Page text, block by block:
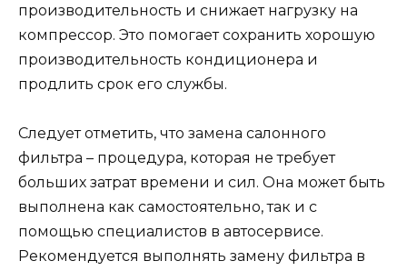
производительность и снижает нагрузку на
компрессор. Это помогает сохранить хорошую
производительность кондиционера и
продлить срок его службы.
Следует отметить, что замена салонного
фильтра – процедура, которая не требует
больших затрат времени и сил. Она может быть
выполнена как самостоятельно, так и с
помощью специалистов в автосервисе.
Рекомендуется выполнять замену фильтра в